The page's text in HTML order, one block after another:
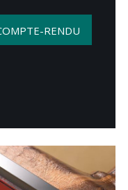
RENDU